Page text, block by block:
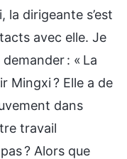
la dirigeante s’est
avec elle. Je
demander : « La
Mingxi ? Elle a de
dans
travail
? Alors que